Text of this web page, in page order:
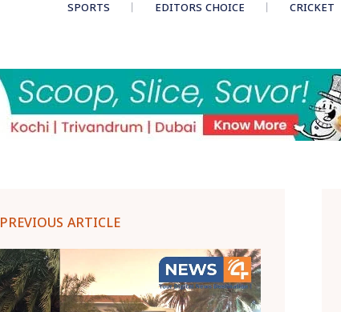
SPORTS
EDITORS CHOICE CRICKET
PREVIOUS ARTICLE